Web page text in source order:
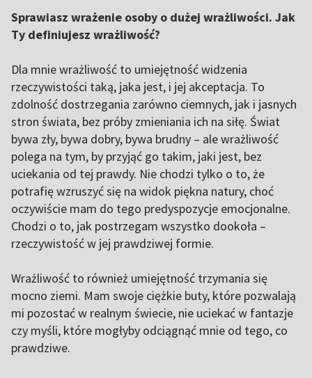
Sprawiasz wrażenie osoby o dużej wrażliwości. Jak
Ty definiujesz wrażliwość?
Dla mnie wrażliwość to umiejętność widzenia
rzeczywistości taką, jaka jest, i jej akceptacja. To
zdolność dostrzegania zarówno ciemnych, jak i jasnych
stron świata, bez próby zmieniania ich na siłę. Świat
bywa zły, bywa dobry, bywa brudny – ale wrażliwość
polega na tym, by przyjąć go takim, jaki jest, bez
uciekania od tej prawdy. Nie chodzi tylko o to, że
potrafię wzruszyć się na widok piękna natury, choć
oczywiście mam do tego predyspozycje emocjonalne.
Chodzi o to, jak postrzegam wszystko dookoła –
rzeczywistość w jej prawdziwej formie.
Wrażliwość to również umiejętność trzymania się
mocno ziemi. Mam swoje ciężkie buty, które pozwalają
mi pozostać w realnym świecie, nie uciekać w fantazje
czy myśli, które mogłyby odciągnąć mnie od tego, co
prawdziwe.